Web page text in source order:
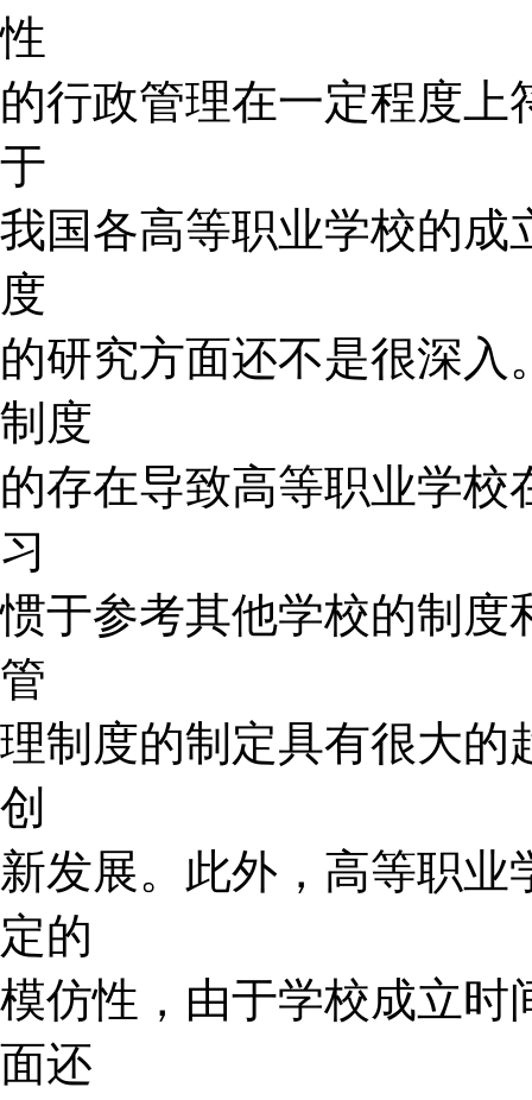
性
的行政管理在一定程度
于
我国各高等职业学校的成
度
的研究方面还不是很深
制度
的存在导致高等职业学
习
惯于参考其他学校的制度
管
理制度的制定具有很大的
创
新发展。此外，高等职
定的
模仿性，由于学校成立时
面还